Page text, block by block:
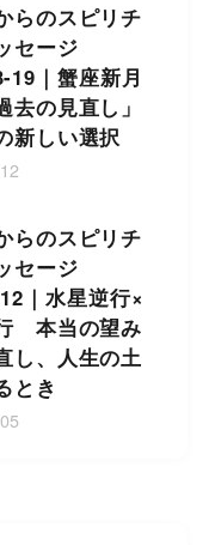
らのスピリチ
セージ
19｜蟹座新月
去の見直し」
新しい選択
らのスピリチ
セージ
｜水星逆行×
本当の望み
し、人生の土
とき